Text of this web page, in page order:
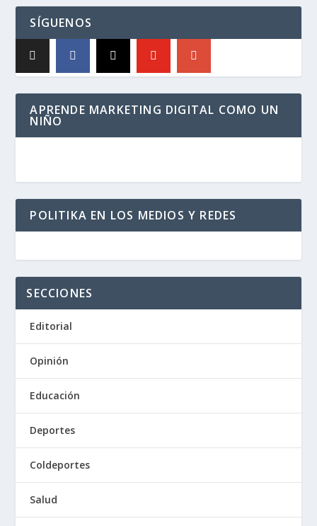
SÍGUENOS
APRENDE MARKETING DIGITAL COMO UN
NIÑO
POLITIKA EN LOS MEDIOS Y REDES
SECCIONES
Editorial
Opinión
Educación
Deportes
Coldeportes
Salud